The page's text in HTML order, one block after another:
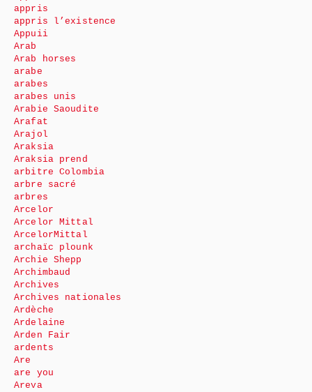
appris
appris l’existence
Appuii
Arab
Arab horses
arabe
arabes
arabes unis
Arabie Saoudite
Arafat
Arajol
Araksia
Araksia prend
arbitre Colombia
arbre sacré
arbres
Arcelor
Arcelor Mittal
ArcelorMittal
archaïc plounk
Archie Shepp
Archimbaud
Archives
Archives nationales
Ardèche
Ardelaine
Arden Fair
ardents
Are
are you
Areva